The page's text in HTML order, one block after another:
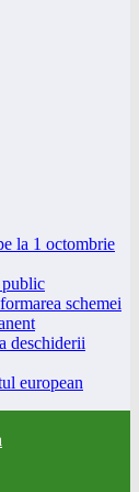
la 1 octombrie
public
schemei
deschiderii
european